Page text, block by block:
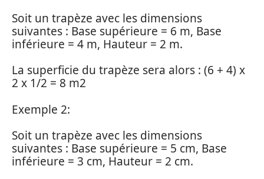
Soit un trapèze avec les dimensions
suivantes : Base supérieure = 6 m, Base
inférieure = 4 m, Hauteur = 2 m.
La superficie du trapèze sera alors : (6 + 4) x
2 x 1/2 = 8 m2
Exemple 2:
Soit un trapèze avec les dimensions
suivantes : Base supérieure = 5 cm, Base
inférieure = 3 cm, Hauteur = 2 cm.